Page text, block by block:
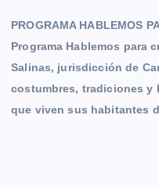
PROGRAMA HABLEMOS
Programa Hablemos para
Salinas, jurisdicción de
costumbres, tradiciones y
que viven sus habitantes